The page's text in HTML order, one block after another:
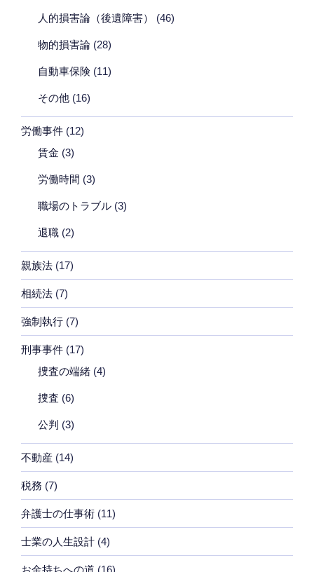
人的損害論（後遺障害） (46)
物的損害論 (28)
自動車保険 (11)
その他 (16)
労働事件 (12)
賃金 (3)
労働時間 (3)
職場のトラブル (3)
退職 (2)
親族法 (17)
相続法 (7)
強制執行 (7)
刑事事件 (17)
捜査の端緒 (4)
捜査 (6)
公判 (3)
不動産 (14)
税務 (7)
弁護士の仕事術 (11)
士業の人生設計 (4)
お金持ちへの道 (16)